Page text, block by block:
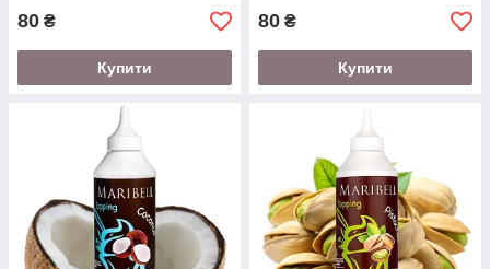
80 ₴
Купити
80 ₴
Купити